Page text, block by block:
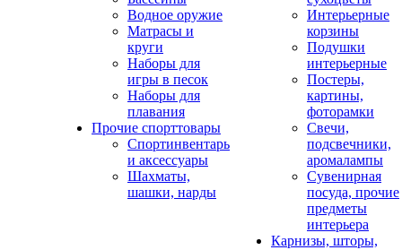
Водное оружие
Матрасы и
круги
Наборы для
игры в песок
Наборы для
плавания
Прочие спорттовары
Спортинвентарь
и аксессуары
Шахматы,
шашки, нарды
Интерьерные
корзины
Подушки
интерьерные
Постеры,
картины,
фоторамки
Свечи,
подсвечники,
аромалампы
Сувенирная
посуда, прочие
предметы
интерьера
Карнизы, шторы,